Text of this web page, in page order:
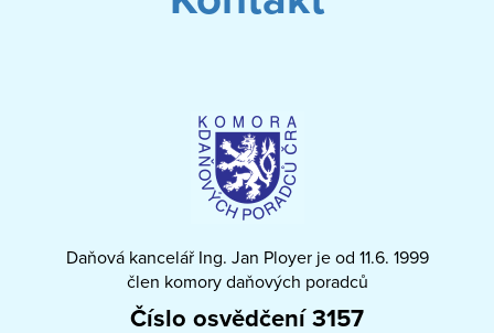
Daňová kancelář Ing. Jan Ployer je od 11.6. 1999
člen komory daňových poradců
Číslo osvědčení 3157